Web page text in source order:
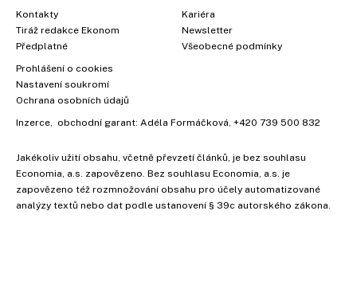
Kontakty
Tiráž redakce Ekonom
Předplatné
Kariéra
Newsletter
Všeobecné podmínky
Prohlášení o cookies
Nastavení soukromí
Ochrana osobních údajů
Inzerce, obchodní garant: Adéla Formáčková, +420 739 500 832
Jakékoliv užití obsahu, včetně převzetí článků, je bez souhlasu
Economia, a.s. zapovězeno. Bez souhlasu Economia, a.s. je
zapovězeno též rozmnožování obsahu pro účely automatizované
analýzy textů nebo dat podle ustanovení § 39c autorského zákona.